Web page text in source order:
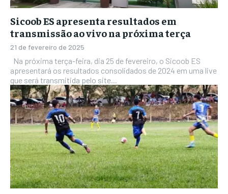
Sicoob ES apresenta resultados em
transmissão ao vivo na próxima terça
21 de fevereiro de 2025
apresentará os resultados consolidados de 2024 em uma live
que será transmitida pelo site...